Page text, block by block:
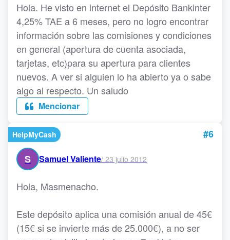
Hola. He visto en internet el Depósito Bankinter
4,25% TAE a 6 meses, pero no logro encontrar
información sobre las comisiones y condiciones
en general (apertura de cuenta asociada,
tarjetas, etc)para su apertura para clientes
nuevos. A ver si alguien lo ha abierto ya o sabe
algo al respecto. Un saludo
Mencionar
HelpMyCash
#6
S
Samuel Valiente/ 23 julio 2012
Hola, Masmenacho.
Este depósito aplica una comisión anual de 45€
(15€ si se invierte más de 25.000€), a no ser